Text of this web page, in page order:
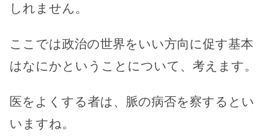
しれません。
ここでは政治の世界をいい方向に促す基本
はなにかということについて、考えます。
医をよくする者は、脈の病否を察するとい
いますね。